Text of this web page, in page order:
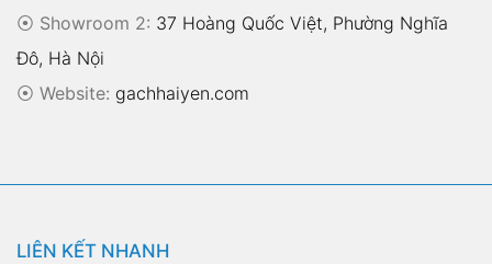
⦿ Showroom 2: 37 Hoàng Quốc Việt, Phường Nghĩa
Đô, Hà Nội
⦿ Website: gachhaiyen.com
LIÊN KẾT NHANH